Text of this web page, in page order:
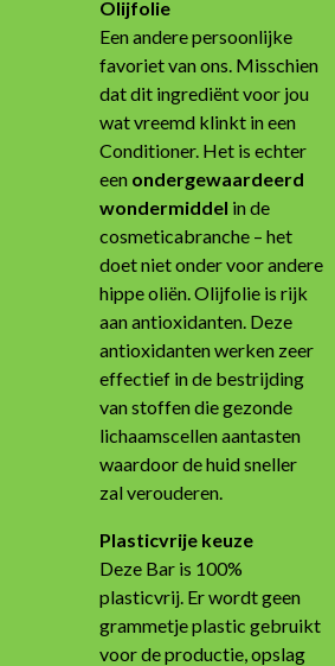
Olijfolie
Een andere persoonlijke
favoriet van ons. Misschien
dat dit ingrediënt voor jou
wat vreemd klinkt in een
Conditioner. Het is echter
een ondergewaardeerd
wondermiddel in de
cosmeticabranche – het
doet niet onder voor andere
hippe oliën. Olijfolie is rijk
aan antioxidanten. Deze
antioxidanten werken zeer
effectief in de bestrijding
van stoffen die gezonde
lichaamscellen aantasten
waardoor de huid sneller
zal verouderen.
Plasticvrije keuze
Deze Bar is 100%
plasticvrij. Er wordt geen
grammetje plastic gebruikt
voor de productie, opslag